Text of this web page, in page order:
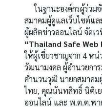
ในฐานะองค์กรผู้ร่วม
สมาคมผู้ดูแลเว็บไซต์แ
ผู้ผลิตข่าวออนไลน์ จัดเ
“Thailand Safe Web
ให้ผู้เชี่ยวชาญจาก 4 ห
วัฒนามงคล ผู้อำนวยกา
คำนวนวุฒิ นายกสมาคม
ไทย, คุณนันทสิทธิ์ นิติเ
ออนไลน์ และ พ.ต.ต.พ